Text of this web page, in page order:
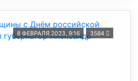
8 ФЕВРАЛЯ 2023, 9:16 3584